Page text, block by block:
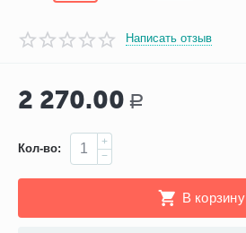
Написать отзыв
2 270.00 Р
Кол-во:
+
−
В корзину